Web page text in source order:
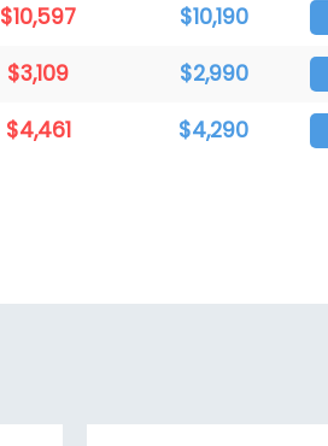
$10,597 $10,190
$3,109 $2,990
$4,461 $4,290